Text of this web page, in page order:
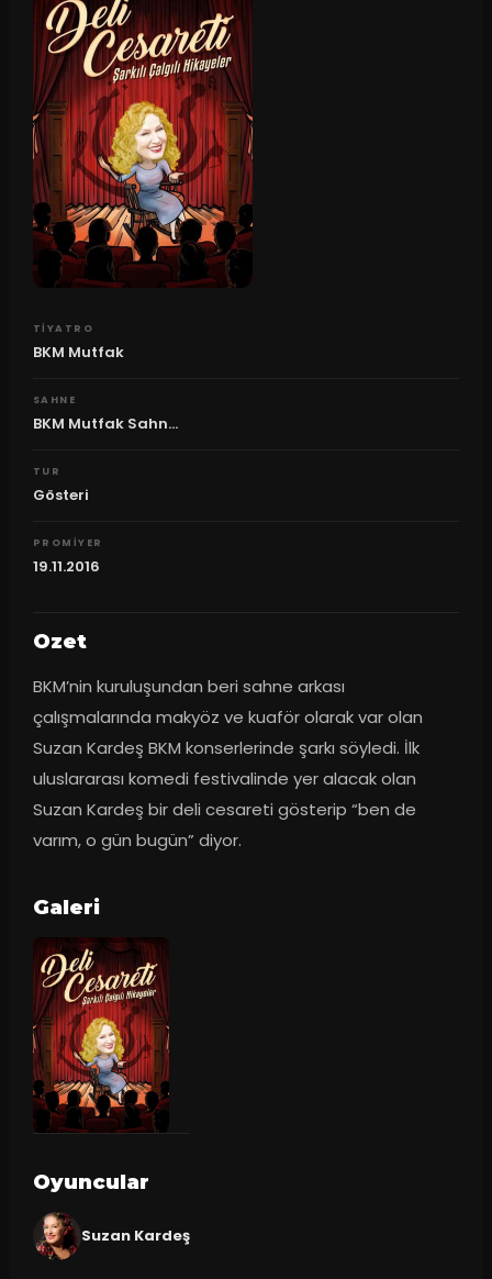
TIYATRO
BKM Mutfak
SAHNE
BKM Mutfak Sahn...
TUR
Gösteri
PROMIYER
19.11.2016
Ozet
BKM’nin kuruluşundan beri sahne arkası
çalışmalarında makyöz ve kuaför olarak var olan
Suzan Kardeş BKM konserlerinde şarkı söyledi. İlk
uluslararası komedi festivalinde yer alacak olan
Suzan Kardeş bir deli cesareti gösterip “ben de
varım, o gün bugün” diyor.
Galeri
Oyuncular
Suzan Kardeş